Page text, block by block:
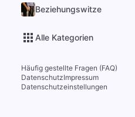
Beziehungswitze
Alle Kategorien
Häufig gestellte Fragen (FAQ)
DatenschutzImpressum
Datenschutzeinstellungen